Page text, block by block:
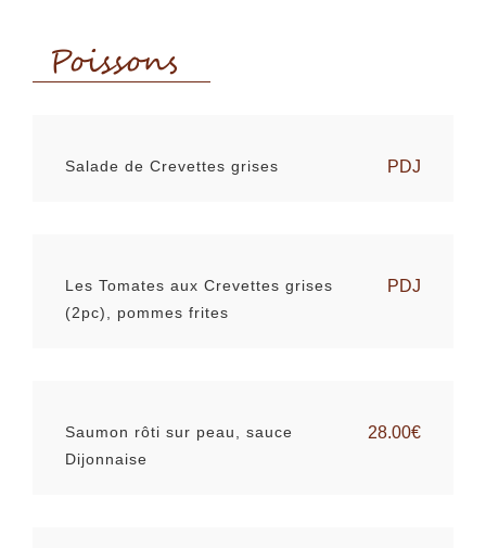
Poissons
Salade de Crevettes grises PDJ
Les Tomates aux Crevettes grises
(2pc), pommes frites
PDJ
Saumon rôti sur peau, sauce
Dijonnaise
28.00€